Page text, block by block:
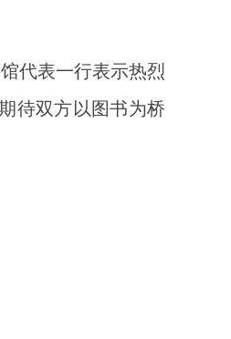
代表一行表示热烈
待双方以图书为桥